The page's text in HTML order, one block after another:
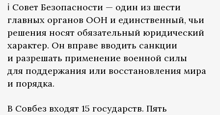
ℹ️ Совет Безопасности — один из шести
главных органов ООН и единственный, чьи
решения носят обязательный юридический
характер. Он вправе вводить санкции
и разрешать применение военной силы
для поддержания или восстановления мира
и порядка.
В Совбез входят 15 государств. Пять